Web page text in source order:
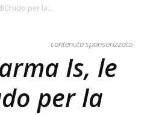
per la...
contenuto sponsorizzato
Is, le
per la